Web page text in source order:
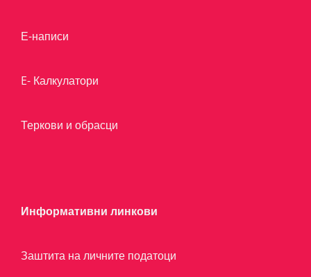
Е-написи
E- Калкулатори
Теркови и обрасци
Информативни линкови
Заштита на личните податоци